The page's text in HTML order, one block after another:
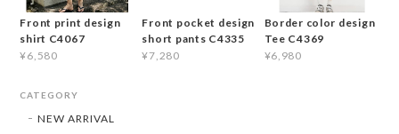
Front print design
shirt C4067
¥6,580
Front pocket design
short pants C4335
¥7,280
Border color design
Tee C4369
¥6,980
CATEGORY
NEW ARRIVAL